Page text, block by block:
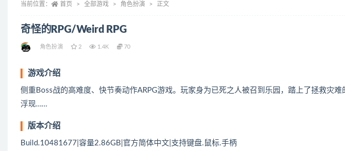
当前位置： 首页 全部游戏 角色扮演 正文
奇怪的RPG/Weird RPG
角色扮演 2 1.4K 70
游戏介绍
侧重Boss战的高难度、快节奏动作ARPG游戏。玩家身为已死之人被召到乐园，踏上了拯救灾
浮现……
版本介绍
Build.10481677|容量2.86GB|官方简体中文|支持键盘.鼠标.手柄